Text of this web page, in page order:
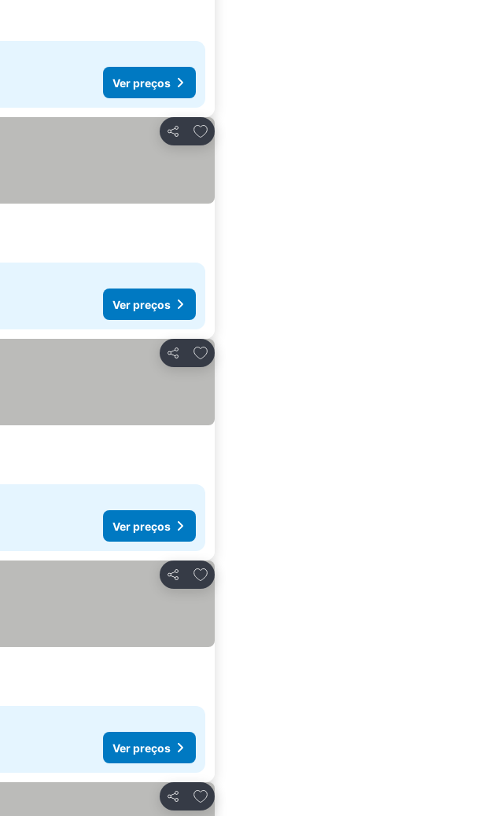
Ver preços
Partilhar
Adicionar aos favoritos
Ver preços
Partilhar
Adicionar aos favoritos
Ver preços
Partilhar
Adicionar aos favoritos
Ver preços
Partilhar
Adicionar aos favoritos